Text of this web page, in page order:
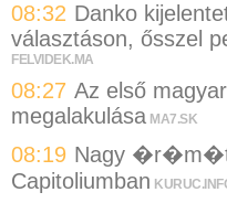
08:32 Danko
választáson, ősszel
FELVIDEK.MA
08:27 Az első
megalakulása MA7.SK
08:19 Nagy �r�m�t
Capitoliumban